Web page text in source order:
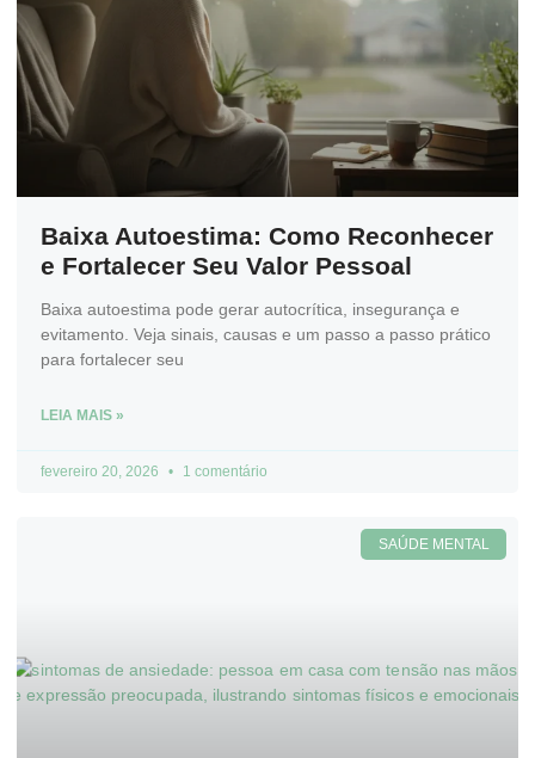
Baixa Autoestima: Como Reconhecer
e Fortalecer Seu Valor Pessoal
Baixa autoestima pode gerar autocrítica, insegurança e
evitamento. Veja sinais, causas e um passo a passo prático
para fortalecer seu
LEIA MAIS »
fevereiro 20, 2026 1 comentário
SAÚDE MENTAL